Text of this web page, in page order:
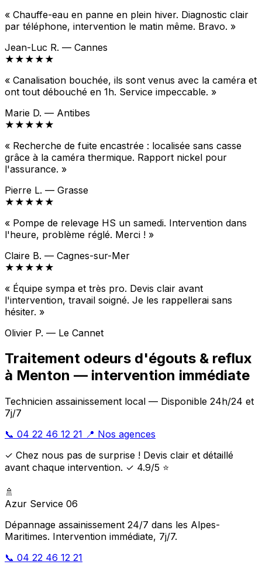
« Chauffe-eau en panne en plein hiver. Diagnostic clair
par téléphone, intervention le matin même. Bravo. »
Jean-Luc R. — Cannes
★★★★★
« Canalisation bouchée, ils sont venus avec la caméra et
ont tout débouché en 1h. Service impeccable. »
Marie D. — Antibes
★★★★★
« Recherche de fuite encastrée : localisée sans casse
grâce à la caméra thermique. Rapport nickel pour
l'assurance. »
Pierre L. — Grasse
★★★★★
« Pompe de relevage HS un samedi. Intervention dans
l'heure, problème réglé. Merci ! »
Claire B. — Cagnes-sur-Mer
★★★★★
« Équipe sympa et très pro. Devis clair avant
l'intervention, travail soigné. Je les rappellerai sans
hésiter. »
Olivier P. — Le Cannet
Traitement odeurs d'égouts & reflux
à Menton — intervention immédiate
Technicien assainissement local — Disponible 24h/24 et
7j/7
📞 04 22 46 12 21 📍 Nos agences
✓ Chez nous pas de surprise ! Devis clair et détaillé
avant chaque intervention. ✓ 4.9/5 ⭐
🚿
Azur Service 06
Dépannage assainissement 24/7 dans les Alpes-
Maritimes. Intervention immédiate, 7j/7.
📞 04 22 46 12 21